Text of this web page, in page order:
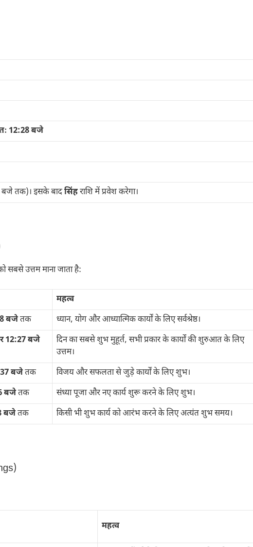
12:28 बजे
बजे तक)। इसके बादसिंहराशि में प्रवेश करेगा।
सबसे उत्तम माना जाता है:
महत्व
बजेतक
ध्यान, योग और आध्यात्मिक कार्यों के लिए सर्वश्रेष्ठ।
12:27 बजे
दिन का सबसे शुभ मुहूर्त, सभी प्रकार के कार्यों की शुरुआत के लिए
उत्तम।
बजेतक
विजय और सफलता से जुड़े कार्यों के लिए शुभ।
बजेतक
संध्या पूजा और नए कार्य शुरू करने के लिए शुभ।
बजेतक किसी भी शुभ कार्य को आरंभ करने के लिए अत्यंत शुभ समय।
महत्व